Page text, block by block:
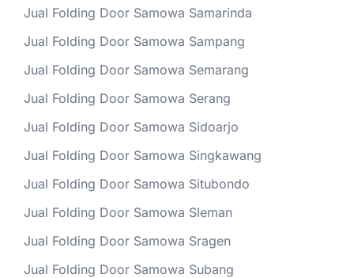
Jual Folding Door Samowa Samarinda
Jual Folding Door Samowa Sampang
Jual Folding Door Samowa Semarang
Jual Folding Door Samowa Serang
Jual Folding Door Samowa Sidoarjo
Jual Folding Door Samowa Singkawang
Jual Folding Door Samowa Situbondo
Jual Folding Door Samowa Sleman
Jual Folding Door Samowa Sragen
Jual Folding Door Samowa Subang